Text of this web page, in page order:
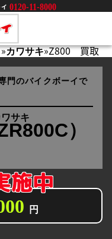
0120-11-8000
カワサキ»Z800 買取
門のバイクボーイで
ワサキ
）
施中
円